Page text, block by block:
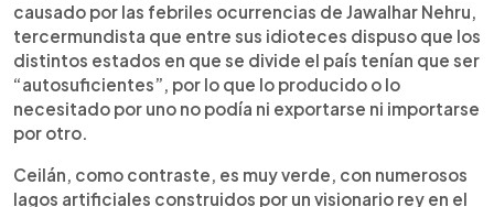
causado por las febriles ocurrencias de Jawalhar Nehru,
tercermundista que entre sus idioteces dispuso que los
distintos estados en que se divide el país tenían que ser
“autosuficientes”, por lo que lo producido o lo
necesitado por uno no podía ni exportarse ni importarse
por otro.
Ceilán, como contraste, es muy verde, con numerosos
lagos artificiales construidos por un visionario rey en el